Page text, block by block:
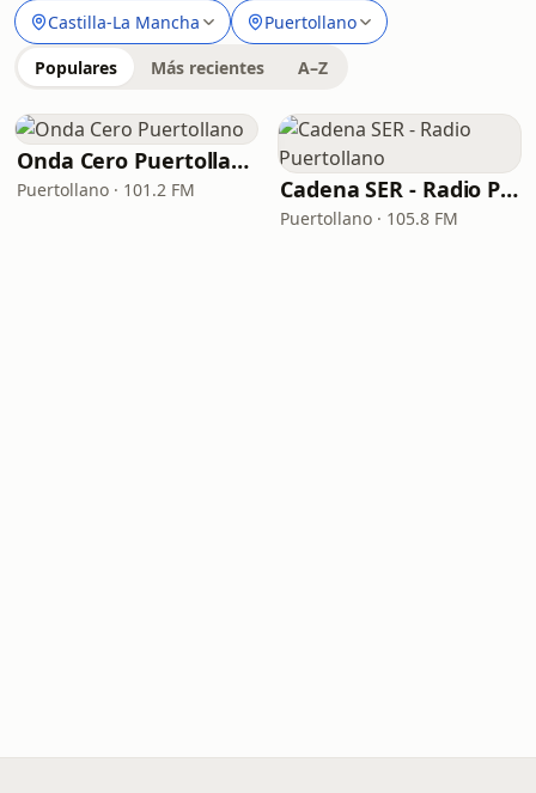
Castilla-La Mancha Puertollano
Populares Más recientes A–Z
Onda Cero Puertollano
Puertollano · 101.2 FM Cadena SER - Radio Puertollano
Puertollano · 105.8 FM